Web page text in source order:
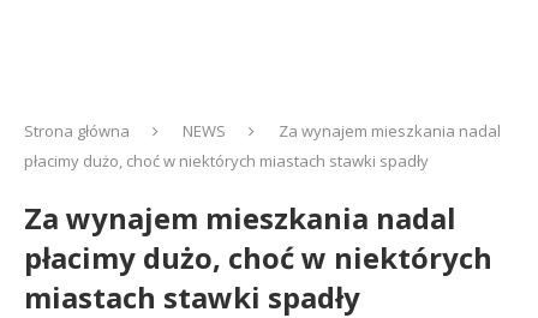
Strona główna NEWS
Za wynajem mieszkania nadal
płacimy dużo, choć w niektórych miastach stawki spadły
Za wynajem mieszkania nadal
płacimy dużo, choć w niektórych
miastach stawki spadły